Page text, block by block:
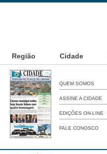
Região Cidade
QUEM SOMOS
ASSINE A CIDADE
EDIÇÕES ON-LINE
FALE CONOSCO